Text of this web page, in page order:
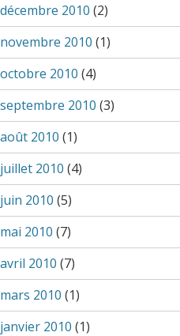
décembre 2010 (2)
novembre 2010 (1)
octobre 2010 (4)
septembre 2010 (3)
août 2010 (1)
juillet 2010 (4)
juin 2010 (5)
mai 2010 (7)
avril 2010 (7)
mars 2010 (1)
janvier 2010 (1)